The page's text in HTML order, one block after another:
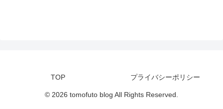
TOP プライバシーポリシー
© 2026 tomofuto blog All Rights Reserved.